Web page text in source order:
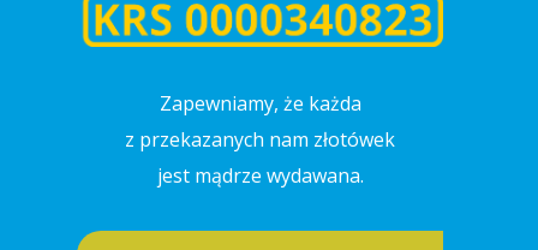
Zapewniamy, że każda
z przekazanych nam złotówek
jest mądrze wydawana.GŁÓWNA
O NAS